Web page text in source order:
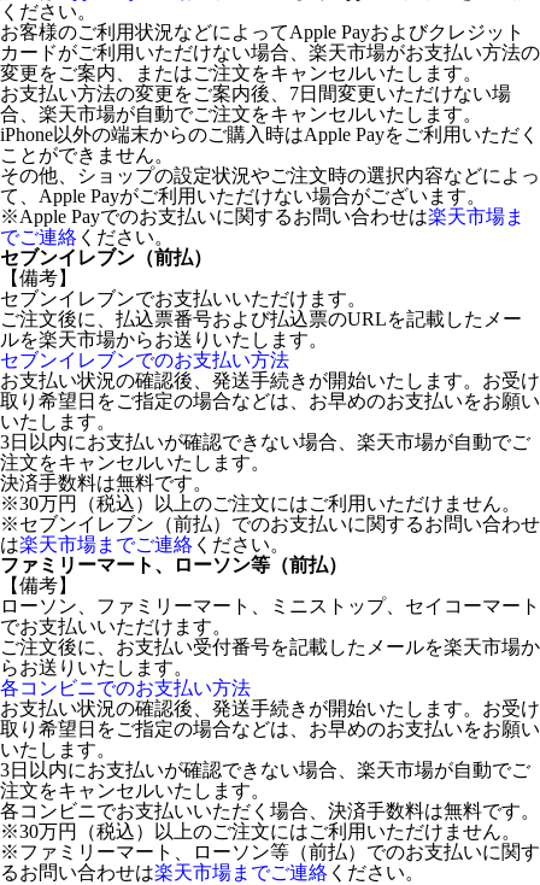
ください。
お客様のご利用状況などによってApple Payおよびクレジット
カードがご利用いただけない場合、楽天市場がお支払い方法の
変更をご案内、またはご注文をキャンセルいたします。
お支払い方法の変更をご案内後、7日間変更いただけない場
合、楽天市場が自動でご注文をキャンセルいたします。
iPhone以外の端末からのご購入時はApple Payをご利用いただく
ことができません。
その他、ショップの設定状況やご注文時の選択内容などによっ
て、Apple Payがご利用いただけない場合がございます。
※Apple Payでのお支払いに関するお問い合わせは楽天市場ま
でご連絡 ください。
セブンイレブン（前払）
【備考】
セブンイレブンでお支払いいただけます。
ご注文後に、払込票番号および払込票のURLを記載したメー
ルを楽天市場からお送りいたします。
セブンイレブンでのお支払い方法
お支払い状況の確認後、発送手続きが開始いたします。お受け
取り希望日をご指定の場合などは、お早めのお支払いをお願い
いたします。
3日以内にお支払いが確認できない場合、楽天市場が自動でご
注文をキャンセルいたします。
決済手数料は無料です。
※30万円（税込）以上のご注文にはご利用いただけません。
※セブンイレブン（前払）でのお支払いに関するお問い合わせ
は楽天市場までご連絡 ください。
ファミリーマート、ローソン等（前払）
【備考】
ローソン、ファミリーマート、ミニストップ、セイコーマート
でお支払いいただけます。
ご注文後に、お支払い受付番号を記載したメールを楽天市場か
らお送りいたします。
各コンビニでのお支払い方法
お支払い状況の確認後、発送手続きが開始いたします。お受け
取り希望日をご指定の場合などは、お早めのお支払いをお願い
いたします。
3日以内にお支払いが確認できない場合、楽天市場が自動でご
注文をキャンセルいたします。
各コンビニでお支払いいただく場合、決済手数料は無料です。
※30万円（税込）以上のご注文にはご利用いただけません。
※ファミリーマート、ローソン等（前払）でのお支払いに関す
るお問い合わせは楽天市場までご連絡 ください。